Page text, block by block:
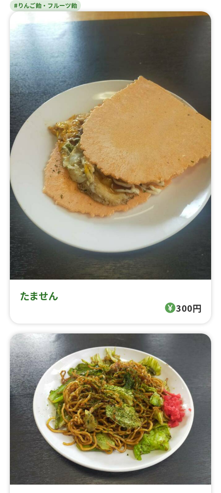
#りんご飴・フルーツ飴
たません
300円